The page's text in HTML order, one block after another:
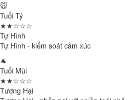
🐭
Tuổi Tý
★★☆☆☆
Tự Hình
Tự Hình - kiểm soát cảm xúc
🐐
Tuổi Mùi
★★☆☆☆
Tương Hại